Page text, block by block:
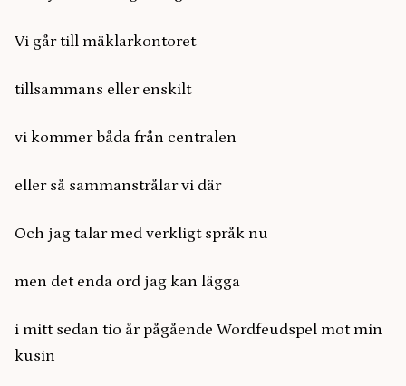
Vi går till mäklarkontoret
tillsammans eller enskilt
vi kommer båda från centralen
eller så sammanstrålar vi där
Och jag talar med verkligt språk nu
men det enda ord jag kan lägga
i mitt sedan tio år pågående Wordfeudspel mot min
kusin